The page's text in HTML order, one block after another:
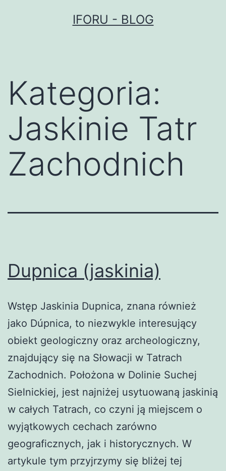
IFORU - BLOG
Kategoria:
Jaskinie Tatr
Zachodnich
Dupnica (jaskinia)
Wstęp Jaskinia Dupnica, znana również
jako Dúpnica, to niezwykle interesujący
obiekt geologiczny oraz archeologiczny,
znajdujący się na Słowacji w Tatrach
Zachodnich. Położona w Dolinie Suchej
Sielnickiej, jest najniżej usytuowaną jaskinią
w całych Tatrach, co czyni ją miejscem o
wyjątkowych cechach zarówno
geograficznych, jak i historycznych. W
artykule tym przyjrzymy się bliżej tej